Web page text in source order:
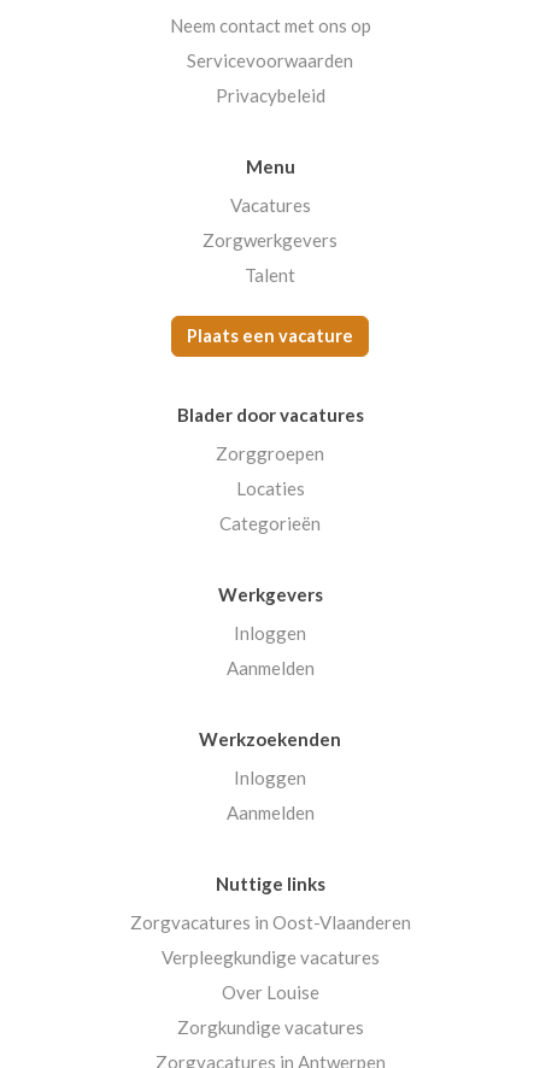
Neem contact met ons op
Servicevoorwaarden
Privacybeleid
Menu
Vacatures
Zorgwerkgevers
Talent
Plaats een vacature
Blader door vacatures
Zorggroepen
Locaties
Categorieën
Werkgevers
Inloggen
Aanmelden
Werkzoekenden
Inloggen
Aanmelden
Nuttige links
Zorgvacatures in Oost-Vlaanderen
Verpleegkundige vacatures
Over Louise
Zorgkundige vacatures
Zorgvacatures in Antwerpen